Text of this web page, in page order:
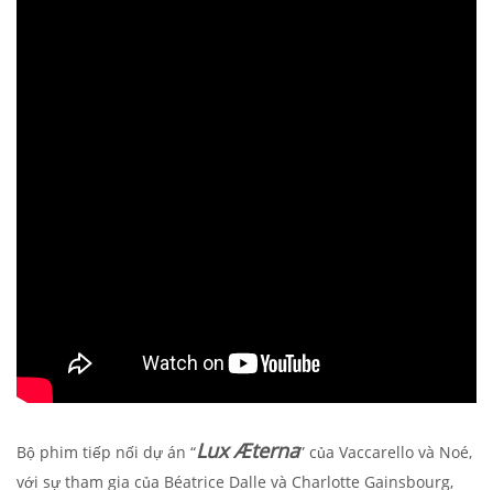
Bộ phim tiếp nối dự án “Lux Æterna” của Vaccarello và Noé,
với sự tham gia của Béatrice Dalle và Charlotte Gainsbourg,